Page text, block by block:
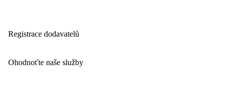
Registrace dodavatelů
Ohodnoťte naše služby